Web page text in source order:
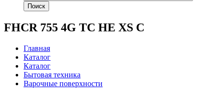
Поиск
FHCR 755 4G TC HE XS C
Главная
Каталог
Каталог
Бытовая техника
Варочные поверхности